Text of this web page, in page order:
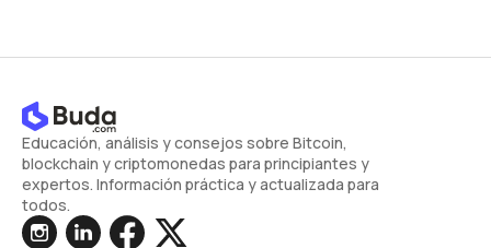
Educación, análisis y consejos sobre Bitcoin,
blockchain y criptomonedas para principiantes y
expertos. Información práctica y actualizada para
todos.